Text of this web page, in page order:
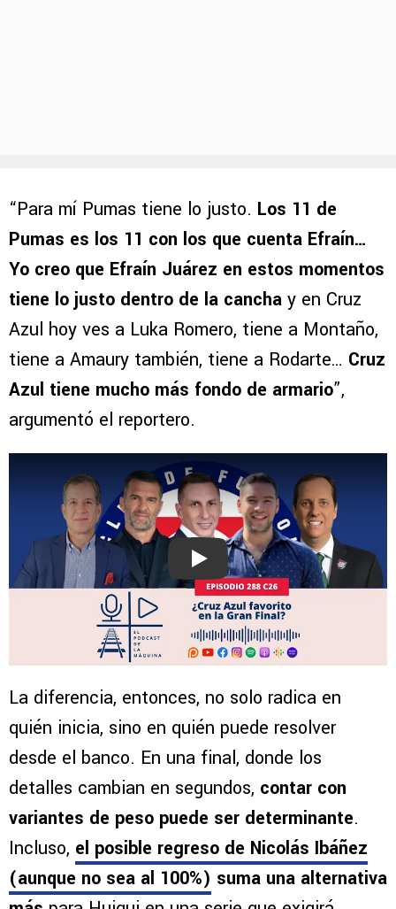
“Para mí Pumas tiene lo justo. Los 11 de
Pumas es los 11 con los que cuenta Efraín…
Yo creo que Efraín Juárez en estos momentos
tiene lo justo dentro de la cancha y en Cruz
Azul hoy ves a Luka Romero, tiene a Montaño,
tiene a Amaury también, tiene a Rodarte… Cruz
Azul tiene mucho más fondo de armario”,
argumentó el reportero.
Play
La diferencia, entonces, no solo radica en
quién inicia, sino en quién puede resolver
desde el banco. En una final, donde los
detalles cambian en segundos, contar con
variantes de peso puede ser determinante.
Incluso, el posible regreso de Nicolás Ibáñez
(aunque no sea al 100%) suma una alternativa